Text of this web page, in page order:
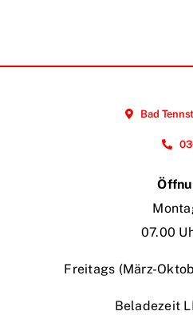
Bad
07.00
Freitags (März-
Beladezeit